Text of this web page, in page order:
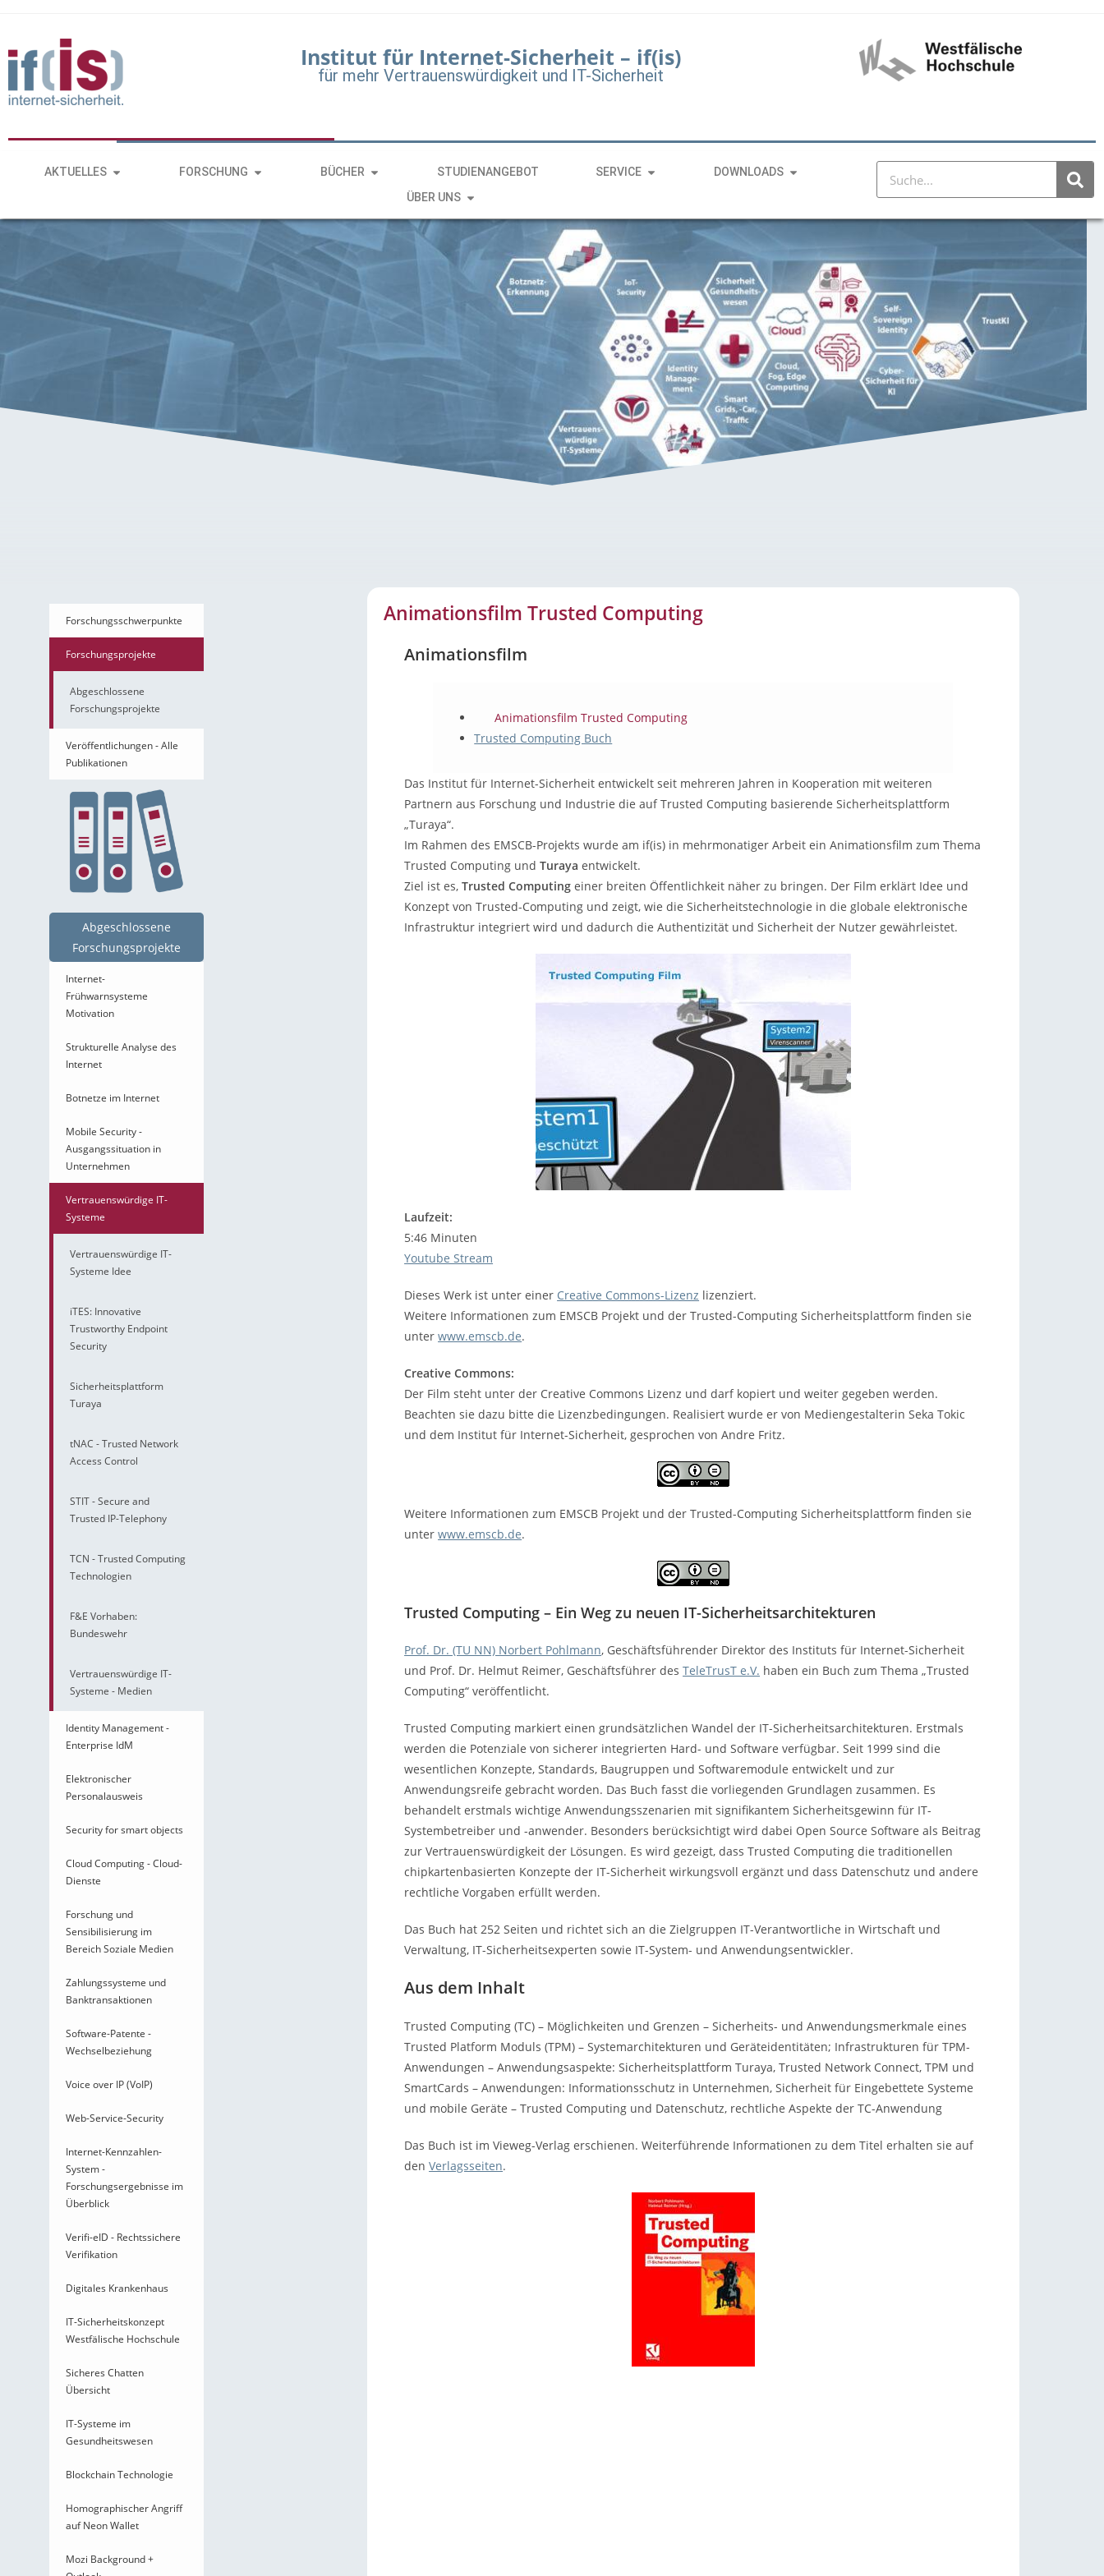
Institut für Internet-Sicherheit – if(is)
für mehr Vertrauenswürdigkeit und IT-Sicherheit
AKTUELLES FORSCHUNG BÜCHER STUDIENANGEBOT SERVICE
DOWNLOADS
ÜBER UNS
Forschungsschwerpunkte
Forschungsprojekte
Abgeschlossene
Forschungsprojekte
Veröffentlichungen - Alle
Publikationen
Abgeschlossene
Forschungsprojekte
Internet-
Frühwarnsysteme
Motivation
Strukturelle Analyse des
Internet
Botnetze im Internet
Mobile Security -
Ausgangssituation in
Unternehmen
Vertrauenswürdige IT-
Systeme
Vertrauenswürdige IT-
Systeme Idee
iTES: Innovative
Trustworthy Endpoint
Security
Sicherheitsplattform
Turaya
tNAC - Trusted Network
Access Control
STIT - Secure and
Trusted IP-Telephony
TCN - Trusted Computing
Technologien
F&E Vorhaben:
Bundeswehr
Vertrauenswürdige IT-
Systeme - Medien
Identity Management -
Enterprise IdM
Elektronischer
Personalausweis
Security for smart objects
Cloud Computing - Cloud-
Dienste
Forschung und
Sensibilisierung im
Bereich Soziale Medien
Zahlungssysteme und
Banktransaktionen
Software-Patente -
Wechselbeziehung
Voice over IP (VoIP)
Web-Service-Security
Internet-Kennzahlen-
System -
Forschungsergebnisse im
Überblick
Verifi-eID - Rechtssichere
Verifikation
Digitales Krankenhaus
IT-Sicherheitskonzept
Westfälische Hochschule
Sicheres Chatten
Übersicht
IT-Systeme im
Gesundheitswesen
Blockchain Technologie
Homographischer Angriff
auf Neon Wallet
Mozi Background +
Animationsfilm Trusted Computing
Animationsfilm
Animationsfilm Trusted Computing
Trusted Computing Buch
Das Institut für Internet-Sicherheit entwickelt seit mehreren Jahren in Kooperation mit weiteren
Partnern aus Forschung und Industrie die auf Trusted Computing basierende Sicherheitsplattform
„Turaya“.
Im Rahmen des EMSCB-Projekts wurde am if(is) in mehrmonatiger Arbeit ein Animationsfilm zum Thema
Trusted Computing undTuraya entwickelt.
Ziel ist es,Trusted Computing einer breiten Öffentlichkeit näher zu bringen. Der Film erklärt Idee und
Konzept von Trusted-Computing und zeigt, wie die Sicherheitstechnologie in die globale elektronische
Infrastruktur integriert wird und dadurch die Authentizität und Sicherheit der Nutzer gewährleistet.
Laufzeit:
5:46 Minuten
Youtube Stream
Dieses Werk ist unter einer Creative Commons-Lizenz lizenziert.
Weitere Informationen zum EMSCB Projekt und der Trusted-Computing Sicherheitsplattform finden sie
unterwww.emscb.de.
Creative Commons:
Der Film steht unter der Creative Commons Lizenz und darf kopiert und weiter gegeben werden.
Beachten sie dazu bitte die Lizenzbedingungen. Realisiert wurde er von Mediengestalterin Seka Tokic
und dem Institut für Internet-Sicherheit, gesprochen von Andre Fritz.
Weitere Informationen zum EMSCB Projekt und der Trusted-Computing Sicherheitsplattform finden sie
unterwww.emscb.de.
Trusted Computing – Ein Weg zu neuen IT-Sicherheitsarchitekturen
Prof. Dr. (TU NN) Norbert Pohlmann, Geschäftsführender Direktor des Instituts für Internet-Sicherheit
und Prof. Dr. Helmut Reimer, Geschäftsführer desTeleTrusT e.V. haben ein Buch zum Thema „Trusted
Computing“ veröffentlicht.
Trusted Computing markiert einen grundsätzlichen Wandel der IT-Sicherheitsarchitekturen. Erstmals
werden die Potenziale von sicherer integrierten Hard- und Software verfügbar. Seit 1999 sind die
wesentlichen Konzepte, Standards, Baugruppen und Softwaremodule entwickelt und zur
Anwendungsreife gebracht worden. Das Buch fasst die vorliegenden Grundlagen zusammen. Es
behandelt erstmals wichtige Anwendungsszenarien mit signifikantem Sicherheitsgewinn für IT-
Systembetreiber und -anwender. Besonders berücksichtigt wird dabei Open Source Software als Beitrag
zur Vertrauenswürdigkeit der Lösungen. Es wird gezeigt, dass Trusted Computing die traditionellen
chipkartenbasierten Konzepte der IT-Sicherheit wirkungsvoll ergänzt und dass Datenschutz und andere
rechtliche Vorgaben erfüllt werden.
Das Buch hat 252 Seiten und richtet sich an die Zielgruppen IT-Verantwortliche in Wirtschaft und
Verwaltung, IT-Sicherheitsexperten sowie IT-System- und Anwendungsentwickler.
Aus dem Inhalt
Trusted Computing (TC) – Möglichkeiten und Grenzen – Sicherheits- und Anwendungsmerkmale eines
Trusted Platform Moduls (TPM) – Systemarchitekturen und Geräteidentitäten; Infrastrukturen für TPM-
Anwendungen – Anwendungsaspekte: Sicherheitsplattform Turaya, Trusted Network Connect, TPM und
SmartCards – Anwendungen: Informationsschutz in Unternehmen, Sicherheit für Eingebettete Systeme
und mobile Geräte – Trusted Computing und Datenschutz, rechtliche Aspekte der TC-Anwendung
Das Buch ist im Vieweg-Verlag erschienen. Weiterführende Informationen zu dem Titel erhalten sie auf
denVerlagsseiten.